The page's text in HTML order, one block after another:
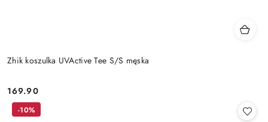
Zhik koszulka UVActive Tee S/S męska
Cena:
169.90
-10%